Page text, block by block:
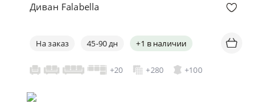
Диван Falabella
На заказ 45-90 дн +1 в наличии
+20 +280 +100